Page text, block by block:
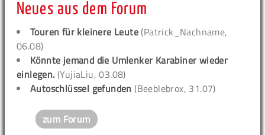
Neues aus dem Forum
Touren für kleinere Leute (Patrick_Nachname,
06.08)
Könnte jemand die Umlenker Karabiner wieder
einlegen. (YujiaLiu, 03.08)
Autoschlüssel gefunden (Beeblebrox, 31.07)
zum Forum